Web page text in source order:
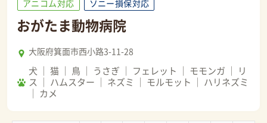
アニコム対応 ソニー損保対応
おがたま動物病院
大阪府箕面市西小路3-11-28
犬 猫 鳥 うさぎ フェレット モモンガ
リ
ス
ハムスター ネズミ モルモット
ハリネズミ
カメ